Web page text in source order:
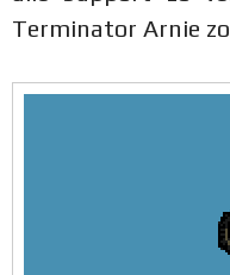
Terminator Arnie